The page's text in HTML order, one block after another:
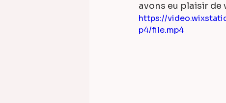
avons eu plaisir de
https://
p4/file.mp4